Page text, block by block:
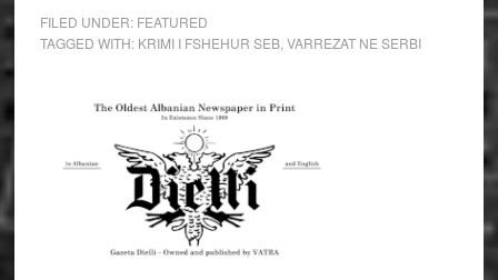
FILED UNDER: FEATURED
TAGGED WITH: KRIMI I FSHEHUR SEB, VARREZAT NE SERBI